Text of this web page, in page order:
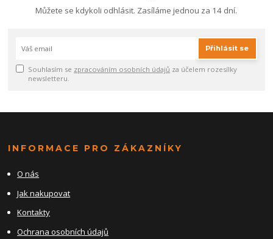
Můžete se kdykoli odhlásit. Zasíláme jednou za 14 dní.
Přihlásit se
Souhlasím se zpracováním osobních údajů za účelem rozesílky
newsletteru.
INFORMACE PRO ZÁKAZNÍKY
O nás
Jak nakupovat
Kontakty
Ochrana osobních údajů